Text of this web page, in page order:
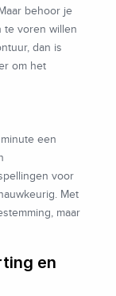
behoor je
te voren willen
dan is
om het
een
voor
Met
maar
en